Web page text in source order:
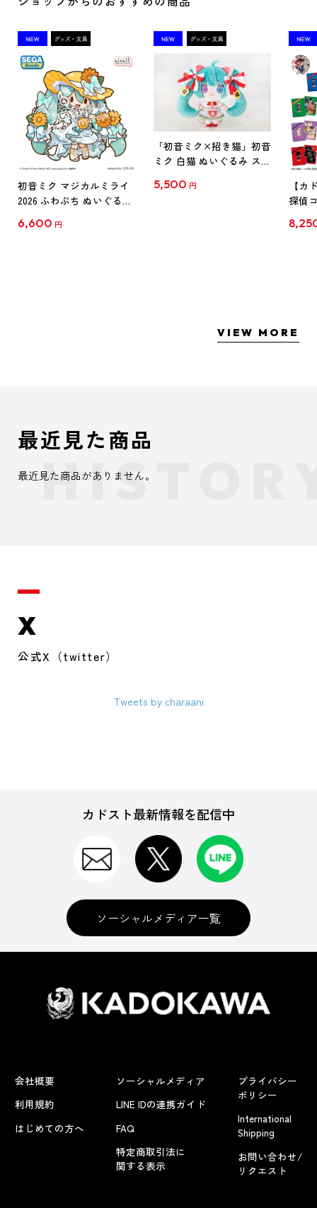
初音ミク マジカルミライ
2026 ふわぷち ぬいぐるみ
6,600 円
「初音ミク×招き猫」初音
ミク 白猫 ぬいぐるみ スタ
5,500 円
【カ
探偵
クリ
VIEW MORE
最近見た商品
最近見た商品がありません。
X
公式X（twitter）
Tweets by charaani
カドスト最新情報を配信中
ソーシャルメディア一覧
会社概要
利用規約
はじめての方へ
ソーシャルメディア
LINE IDの連携ガイド
FAQ
特定商取引法に
関する表示
プライバシー
ポリシー
International
Shipping
お問い合わせ/
リクエスト